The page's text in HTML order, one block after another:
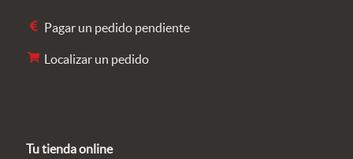
Pagar un pedido pendiente
Localizar un pedido
Tu tienda online